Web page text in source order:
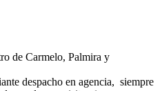
de Carmelo, Palmira y
despacho en agencia, siempre